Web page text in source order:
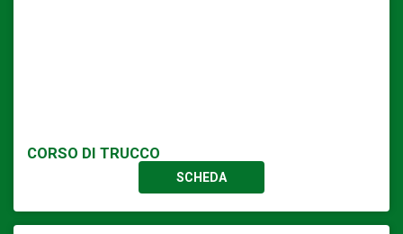
CORSO DI TRUCCO
SCHEDA